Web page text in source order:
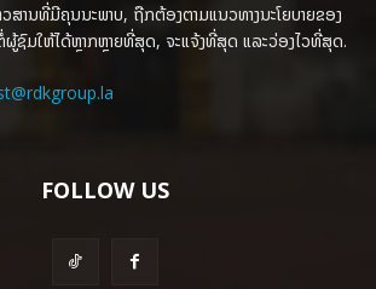
ສານທີ່ມີຄຸນນະພາບ, ຖືກຕ້ອງຕາມແນວທາງນະໂຍບາຍຂອງ
ຊົມໃຫ້ໄດ້ຫຼາກຫຼາຍທີ່ສຸດ, ຈະແຈ້ງທີ່ສຸດ ແລະວ່ອງໄວທີ່ສຸດ.
FOLLOW US